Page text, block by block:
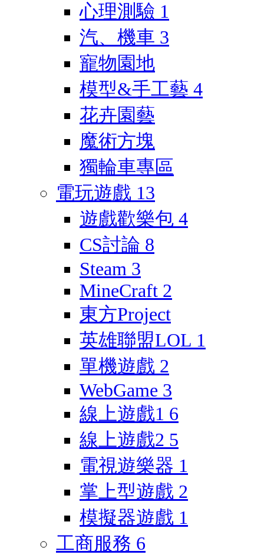
心理測驗 1
汽、機車 3
寵物園地
模型&手工藝 4
花卉園藝
魔術方塊
獨輪車專區
電玩遊戲 13
遊戲歡樂包 4
CS討論 8
Steam 3
MineCraft 2
東方Project
英雄聯盟LOL 1
單機遊戲 2
WebGame 3
線上遊戲1 6
線上遊戲2 5
電視遊樂器 1
掌上型遊戲 2
模擬器遊戲 1
工商服務 6